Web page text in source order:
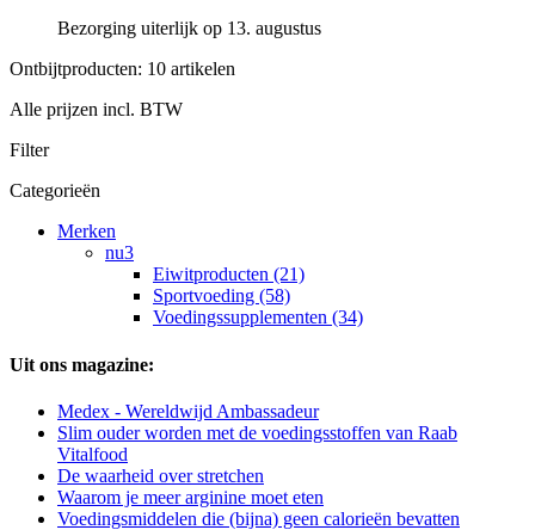
Bezorging uiterlijk op 13. augustus
Ontbijtproducten: 10 artikelen
Alle prijzen incl. BTW
Filter
Categorieën
Merken
nu3
Eiwitproducten (21)
Sportvoeding (58)
Voedingssupplementen (34)
Uit ons magazine:
Medex - Wereldwijd Ambassadeur
Slim ouder worden met de voedingsstoffen van Raab
Vitalfood
De waarheid over stretchen
Waarom je meer arginine moet eten
Voedingsmiddelen die (bijna) geen calorieën bevatten